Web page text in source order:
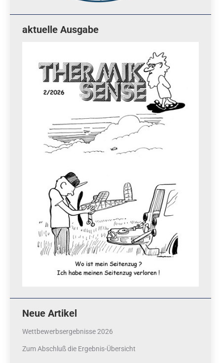
aktuelle Ausgabe
Neue Artikel
Wettbewerbsergebnisse 2026
Zum Abschluß die Ergebnis-Übersicht